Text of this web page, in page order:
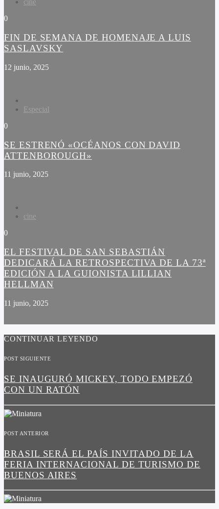
cine
0
FIN DE SEMANA DE HOMENAJE A LUIS
SASLAVSKY
12 junio, 2025
Especial
0
SE ESTRENÓ «OCÉANOS CON DAVID
ATTENBOROUGH»
11 junio, 2025
cine
0
EL FESTIVAL DE SAN SEBASTIÁN
DEDICARÁ LA RETROSPECTIVA DE LA 73ª
EDICIÓN A LA GUIONISTA LILLIAN
HELLMAN
11 junio, 2025
CONTINUAR LEYENDO
POST SIGUIENTE
SE INAUGURÓ MICKEY, TODO EMPEZÓ
CON UN RATÓN
POST ANTERIOR
BRASIL SERÁ EL PAÍS INVITADO DE LA
FERIA INTERNACIONAL DE TURISMO DE
BUENOS AIRES